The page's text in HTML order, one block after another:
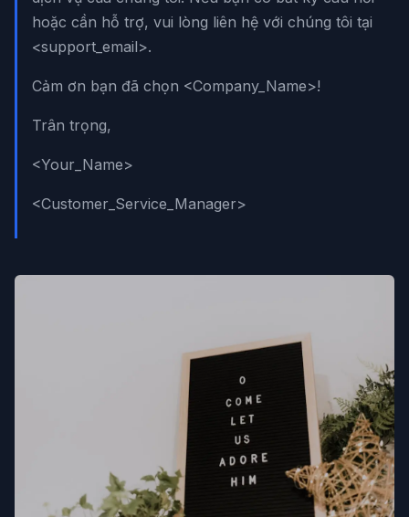
hoặc cần hỗ trợ, vui lòng liên hệ với chúng tôi tại
<support_email>.
Cảm ơn bạn đã chọn <Company_Name>!
Trân trọng,
<Your_Name>
<Customer_Service_Manager>